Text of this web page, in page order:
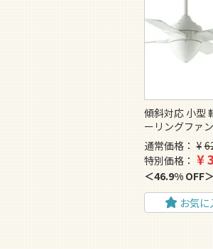
傾斜対応 小型
ーリングファ
通常価格
¥
特別価格
¥
46.9% OFF
お気